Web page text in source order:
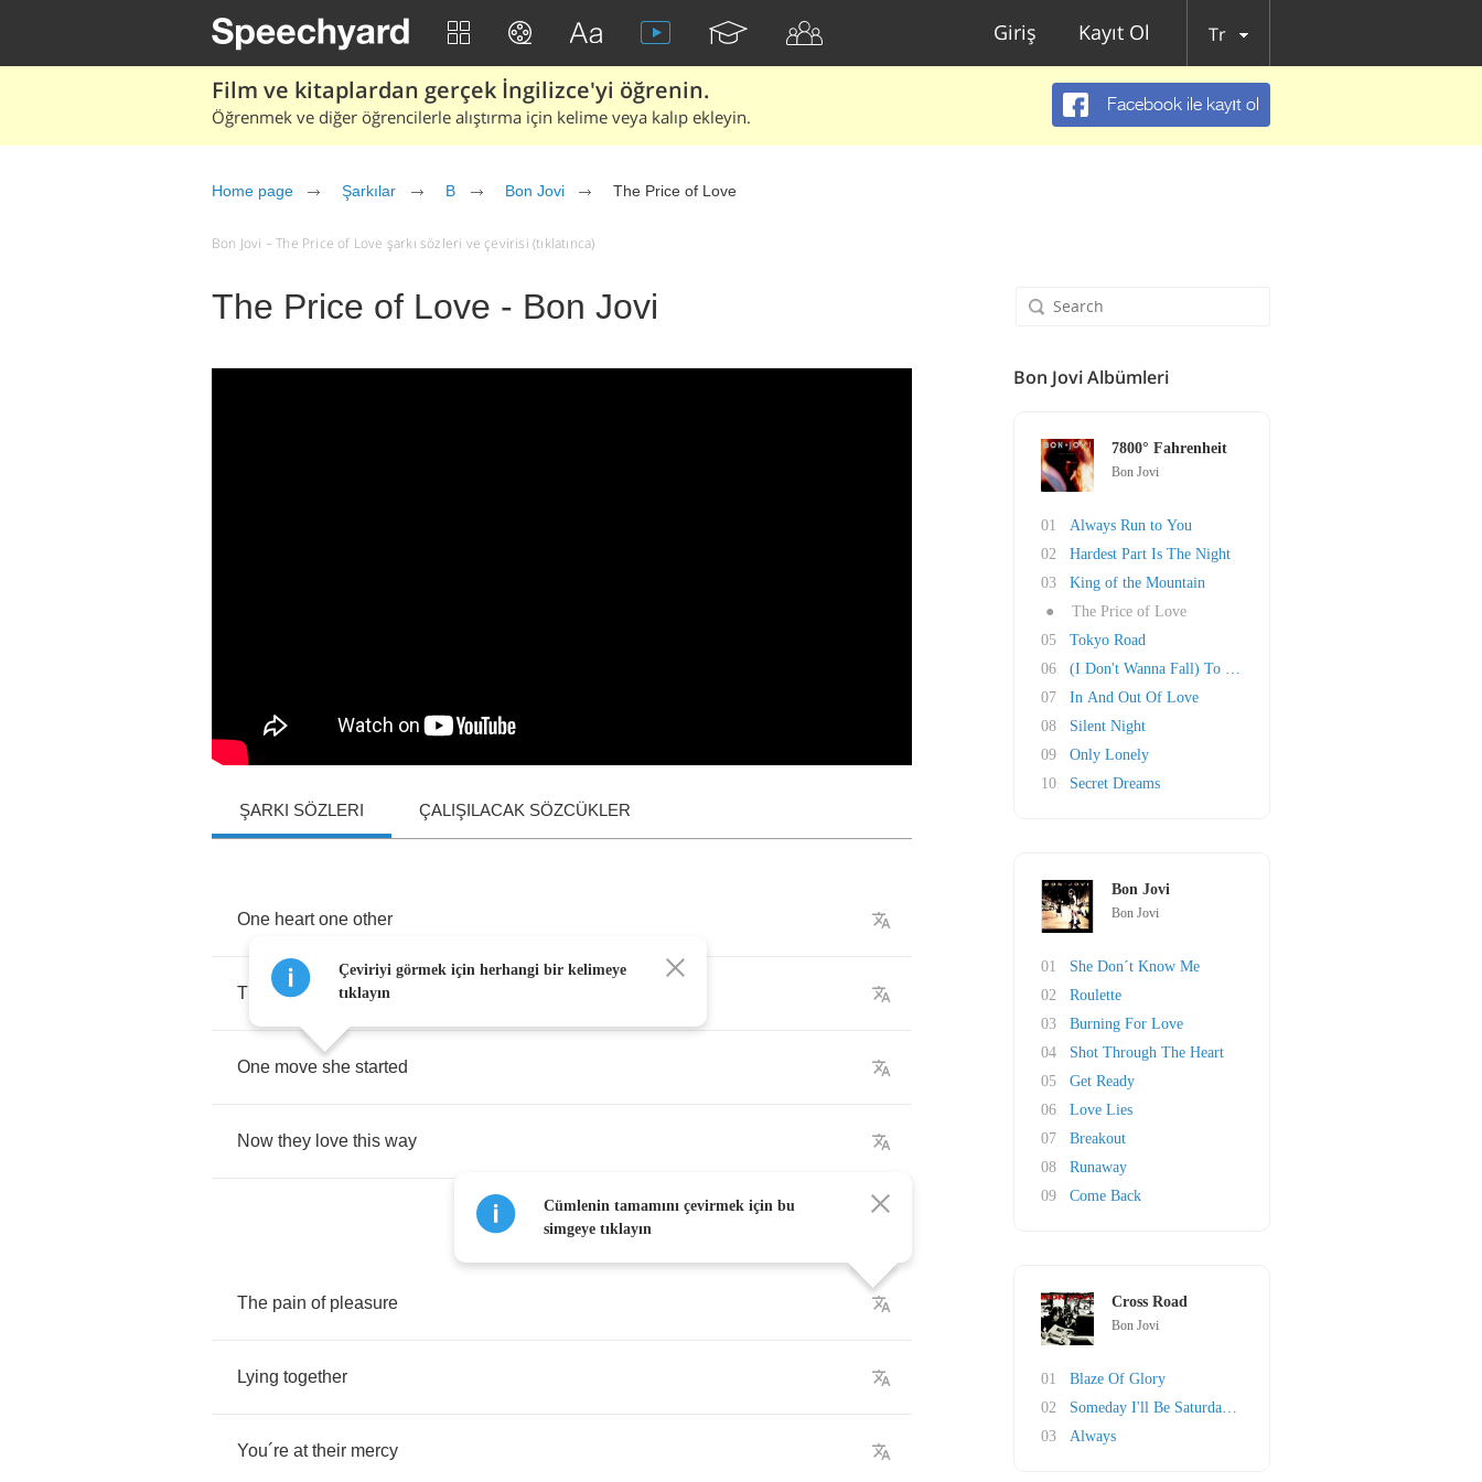
Giriş Kayıt Ol Tr
Film ve kitaplardan gerçek İngilizce'yi öğrenin.
Öğrenmek ve diğer öğrencilerle alıştırma için kelime veya kalıp ekleyin.
Facebook ile kayıt ol
Home page Şarkılar B Bon Jovi The Price of Love
Bon Jovi – The Price of Love şarkı sözleri ve çevirisi (tıklatınca)
The Price of Love - Bon Jovi
ŞARKI SÖZLERI ÇALIŞILACAK SÖZCÜKLER
One heart one other
They met last summer
One move she started
Now they love this way
The pain of pleasure
Lying together
You´re at their mercy
Çeviriyi görmek için herhangi bir kelimeye
tıklayın
Cümlenin tamamını çevirmek için bu
simgeye tıklayın
Bon Jovi Albümleri
7800° Fahrenheit
Bon Jovi
01
Always Run to You
02
Hardest Part Is The Night
03
King of the Mountain
●
The Price of Love
05
Tokyo Road
06
(I Don't Wanna Fall) To the Fire
07
In And Out Of Love
08
Silent Night
09
Only Lonely
10
Secret Dreams
Bon Jovi
Bon Jovi
01
She Don´t Know Me
02
Roulette
03
Burning For Love
04
Shot Through The Heart
05
Get Ready
06
Love Lies
07
Breakout
08
Runaway
09
Come Back
Cross Road
Bon Jovi
01
Blaze Of Glory
02
Someday I'll Be Saturday Night
03
Always